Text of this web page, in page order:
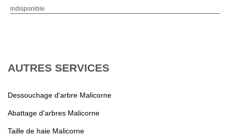
indisponible
AUTRES SERVICES
Dessouchage d'arbre Malicorne
Abattage d'arbres Malicorne
Taille de haie Malicorne